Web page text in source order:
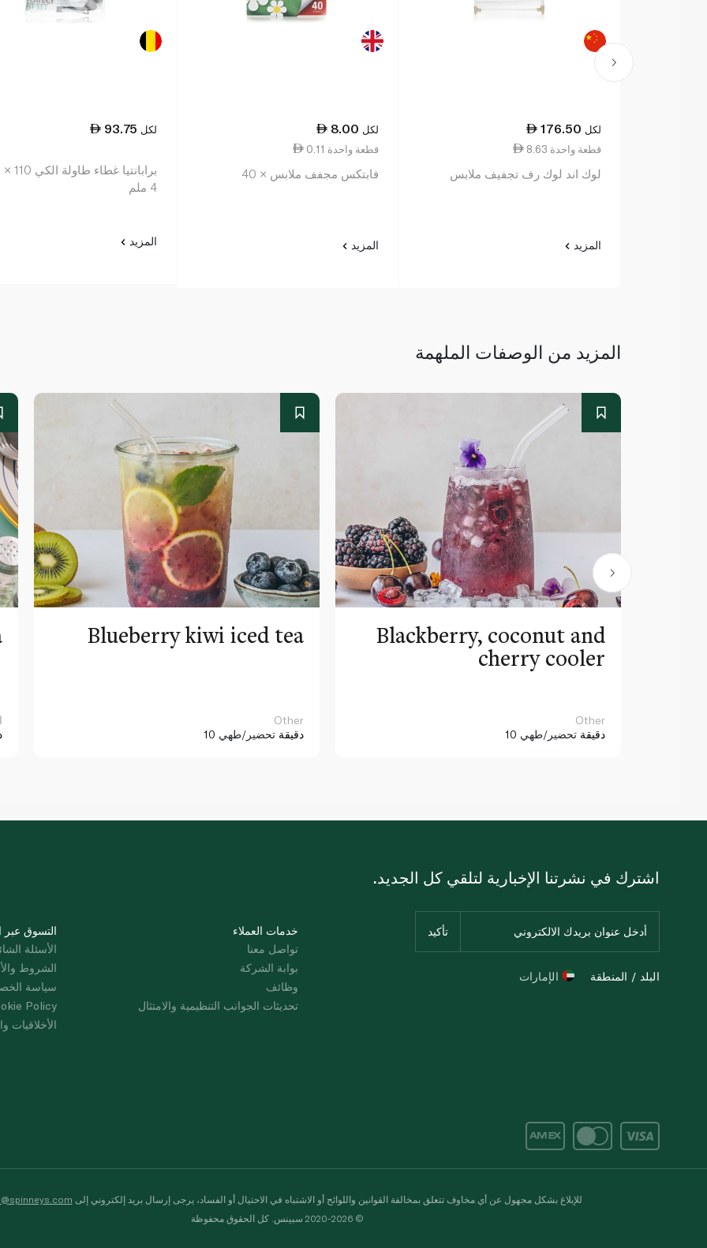
176.50 لكل
8.63 قطعة واحدة
لوك اند لوك رف تجفيف ملابس
المزيد
8.00 لكل
0.11 قطعة واحدة
فابتكس مجفف ملابس × 40
المزيد
93.75 لكل
4 ملم
المزيد
المزيد من الوصفات الملهمة
Blueberry kiwi iced tea
Other
10 دقيقة تحضير/طهي
Blackberry, coconut and
cherry cooler
Other
10 دقيقة تحضير/طهي
التسوق عبر
الأسئلة
الشروط
سياسة
Policy
الأخلاقيات
خدمات العملاء
تواصل معنا
بوابة الشركة
وظائف
تحديثات الجوانب التنظيمية والامتثال
اشترك في نشرتنا الإخبارية لتلقي كل الجديد.
البلد / المنطقة الإمارات
للإبلاغ بشكل مجهول عن أي مخاوف تتعلق بمخالفة القوانين واللوائح أو الاشتباه في الاحتيال أو الفساد، يرجى إرسال بريد إلكتروني إلى
© 2020-2026 سبينس. كل الحقوق محفوظة